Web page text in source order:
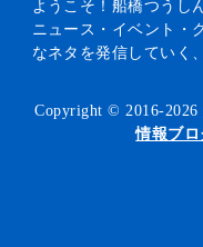
ようこそ！船橋つうし
ニュース・イベント・
なネタを発信していく
Copyright © 2016-2026
情報ブロ